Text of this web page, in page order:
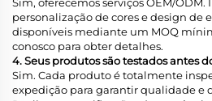
personalização de cores e design de
disponíveis mediante um MOQ
conosco para obter detalhes.
4. Seus produtos são testados antes
Sim. Cada produto é totalmente
expedição para garantir qualidade e